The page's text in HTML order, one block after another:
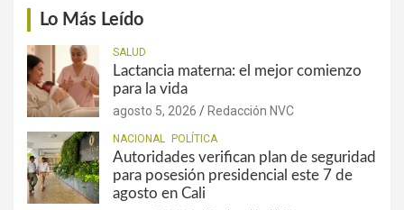
Lo Más Leído
SALUD
Lactancia materna: el mejor comienzo
para la vida
agosto 5, 2026 Redacción NVC
NACIONAL POLÍTICA
Autoridades verifican plan de seguridad
para posesión presidencial este 7 de
agosto en Cali